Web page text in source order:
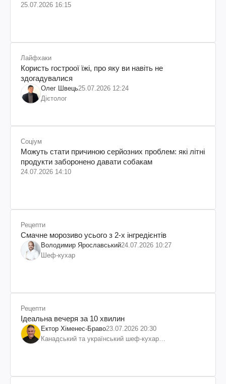
25.07.2026 16:15
Лайфхаки
Користь гостроої їжі, про яку ви навіть не
здогадувалися
Олег Швець25.07.2026 12:24
Дієтолог
Соціум
Можуть стати причиною серйозних проблем: які літні
продукти заборонено давати собакам
24.07.2026 14:10
Рецепти
Смачне морозиво усього з 2-х інгредієнтів
Володимир Ярославський24.07.2026 10:27
Шеф-кухар
Рецепти
Ідеальна вечеря за 10 хвилин
Ектор Хіменес-Браво23.07.2026 20:30
Канадський та український шеф-кухар